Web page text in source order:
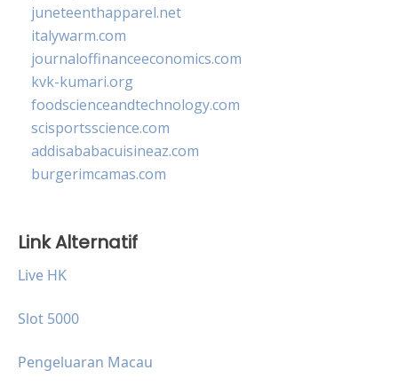
juneteenthapparel.net
italywarm.com
journaloffinanceeconomics.com
kvk-kumari.org
foodscienceandtechnology.com
scisportsscience.com
addisababacuisineaz.com
burgerimcamas.com
Link Alternatif
Live HK
Slot 5000
Pengeluaran Macau